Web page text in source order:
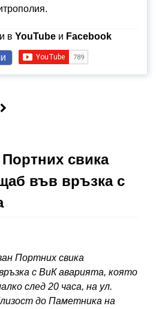
в YouTubeи Facebook
свика
във връзка с
Портних свика
с ВиК аварията, която
след 20 часа, на ул.
до Паметника на